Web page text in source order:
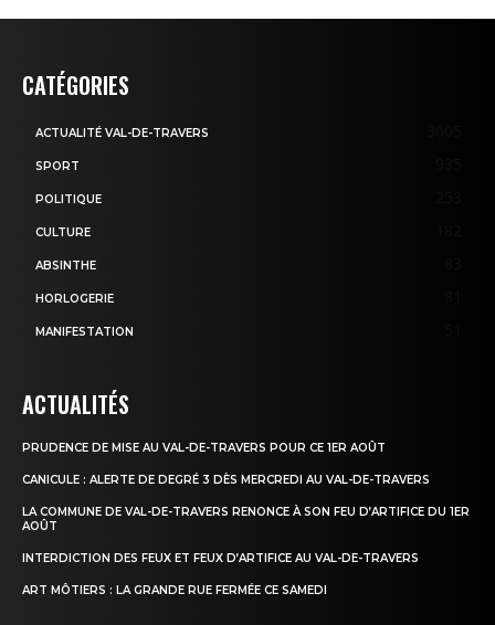
CATÉGORIES
ACTUALITÉ VAL-DE-TRAVERS
SPORT
POLITIQUE
CULTURE
ABSINTHE
HORLOGERIE
MANIFESTATION
ACTUALITÉS
PRUDENCE DE MISE AU VAL-DE-TRAVERS POUR CE 1ER AOÛT
CANICULE : ALERTE DE DEGRÉ 3 DÈS MERCREDI AU VAL-DE-TRAVERS
LA COMMUNE DE VAL-DE-TRAVERS RENONCE À SON FEU D’ARTIFICE DU 1ER
AOÛT
INTERDICTION DES FEUX ET FEUX D’ARTIFICE AU VAL-DE-TRAVERS
ART MÔTIERS : LA GRANDE RUE FERMÉE CE SAMEDI